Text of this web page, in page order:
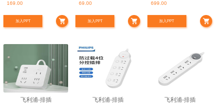
169.00
加入PPT
69.00
加入PPT
699.00
加入PPT
飞利浦-排插 飞利浦-排插 飞利浦-排插